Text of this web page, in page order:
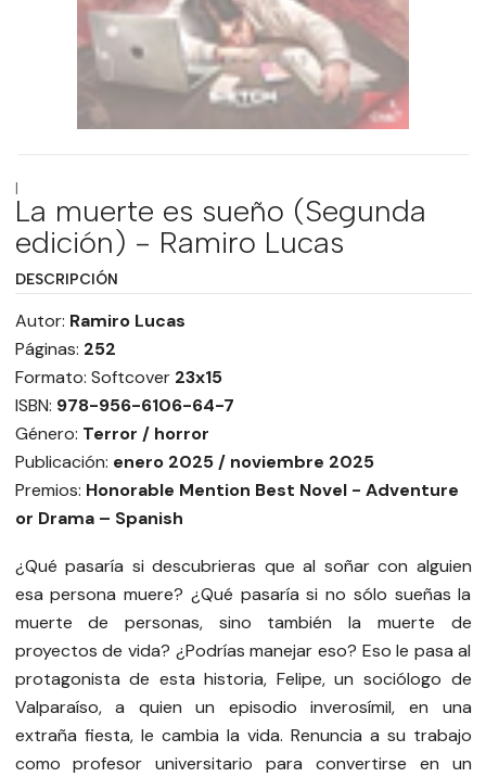
|
La muerte es sueño (Segunda
edición) - Ramiro Lucas
DESCRIPCIÓN
Autor: Ramiro Lucas
Páginas: 252
Formato: Softcover 23x15
ISBN: 978-956-6106-64-7
Género: Terror / horror
Publicación: enero 2025 / noviembre 2025
Premios: Honorable Mention Best Novel - Adventure
or Drama – Spanish
¿Qué pasaría si descubrieras que al soñar con alguien
esa persona muere? ¿Qué pasaría si no sólo sueñas la
muerte de personas, sino también la muerte de
proyectos de vida? ¿Podrías manejar eso? Eso le pasa al
protagonista de esta historia, Felipe, un sociólogo de
Valparaíso, a quien un episodio inverosímil, en una
extraña fiesta, le cambia la vida. Renuncia a su trabajo
como profesor universitario para convertirse en un